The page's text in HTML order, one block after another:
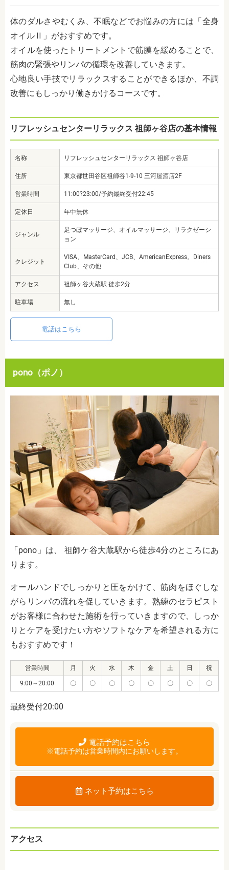
体のダルさやむくみ、不眠などでお悩みの方には「全身
オイルⅡ」がおすすめです。
オイルを使ったトリートメントで筋膜を緩めることで、
筋肉の緊張やリンパの循環を改善していきます。
心地良い手技でリラックスすることができるほか、不調
改善にもしっかり働きかけるコースです。
リフレッシュセンターリラックス 祖師ヶ谷店の基本情報
名称 リフレッシュセンターリラックス 祖師ヶ谷店
住所 東京都世田谷区祖師谷1-9-10 三河屋酒店2F
営業時間 11:00?23:00/予約最終受付22:45
定休日 年中無休
ジャンル
足つぼマッサージ、オイルマッサージ、リラクゼーシ
ョン
クレジット
VISA、MasterCard、JCB、AmericanExpress。Diners
Club、その他
アクセス 祖師ヶ谷大蔵駅 徒歩2分
駐車場 無し
電話はこちら
pono（ポノ）
「pono 」は、 祖師ケ谷大蔵駅から徒歩4分のところにあ
ります。
オールハンドでしっかりと圧をかけて、筋肉をほぐしな
がらリンパの流れを促していきます。熟練のセラピスト
がお客様に合わせた施術を行っていきますので、しっか
りとケアを受けたい方やソフトなケアを希望される方に
もおすすめです！
営業時間 月 火 水 木 金 土 日 祝
9:00～20:00 〇 〇 〇 〇 〇 〇 〇 〇
最終受付20:00
電話予約はこちら
※電話予約は営業時間内にお願いします。
ネット予約はこちら
アクセス